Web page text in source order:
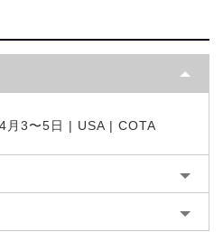
月3〜5日 | USA | COTA